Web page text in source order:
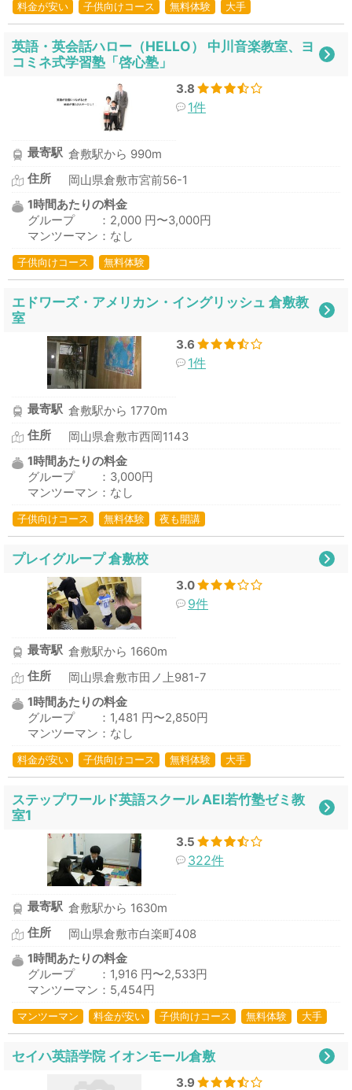
料金が安い 子供向けコース 無料体験 大手
英語・英会話ハロー（HELLO） 中川音楽教室、ヨ
コミネ式学習塾「啓心塾」
3.8
1件
最寄駅 倉敷駅から 990m
住所
岡山県倉敷市宮前56-1
1時間あたりの料金
グループ ：2,000 円〜3,000円
マンツーマン：なし
子供向けコース 無料体験
エドワーズ・アメリカン・イングリッシュ 倉敷教
室
3.6
1件
最寄駅 倉敷駅から 1770m
住所
岡山県倉敷市西岡1143
1時間あたりの料金
グループ ：3,000円
マンツーマン：なし
子供向けコース 無料体験 夜も開講
プレイグループ 倉敷校
3.0
9件
最寄駅 倉敷駅から 1660m
住所
岡山県倉敷市田ノ上981-7
1時間あたりの料金
グループ ：1,481 円〜2,850円
マンツーマン：なし
料金が安い 子供向けコース 無料体験 大手
ステップワールド英語スクール AEI若竹塾ゼミ教
室1
3.5
322件
最寄駅 倉敷駅から 1630m
住所
岡山県倉敷市白楽町408
1時間あたりの料金
グループ ：1,916 円〜2,533円
マンツーマン：5,454円
マンツーマン 料金が安い 子供向けコース 無料体験 大手
セイハ英語学院 イオンモール倉敷
3.9